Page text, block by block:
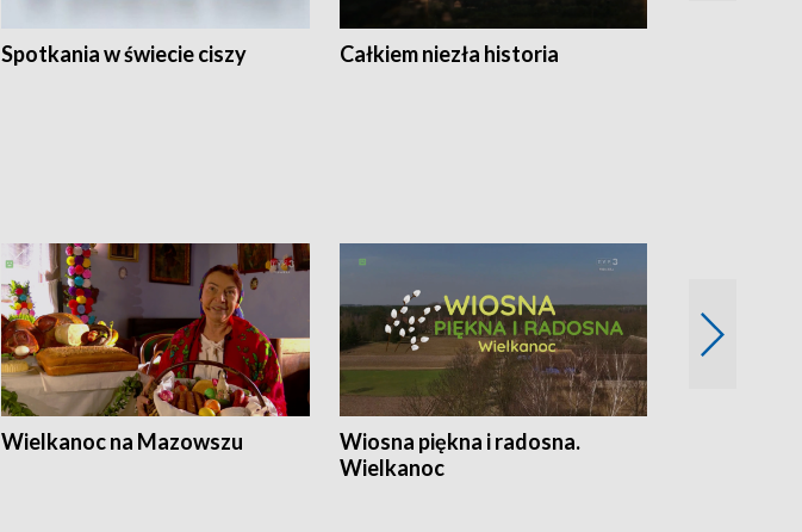
Spotkania w świecie ciszy Całkiem niezła historia
Wielkanoc na Mazowszu
Wiosna piękna i radosna.
Wielkanoc